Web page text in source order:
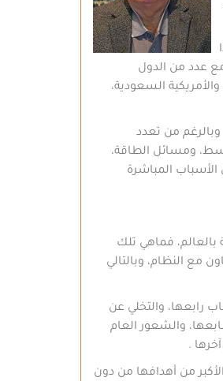
مع عدد من الدول
والأمريكية السعودية،
وبالرغم من تعدد
ومسائل الطاقة،
الأسباب المباشرة
بالعالم، فماهي تلك
مع النظام، وبالتالي
رابعها، والتخلي عن
والشعور العام
.
من أهدافها من دون